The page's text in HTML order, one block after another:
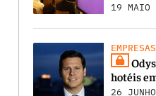
19 MAIO
EMPRESAS
hotéis
26